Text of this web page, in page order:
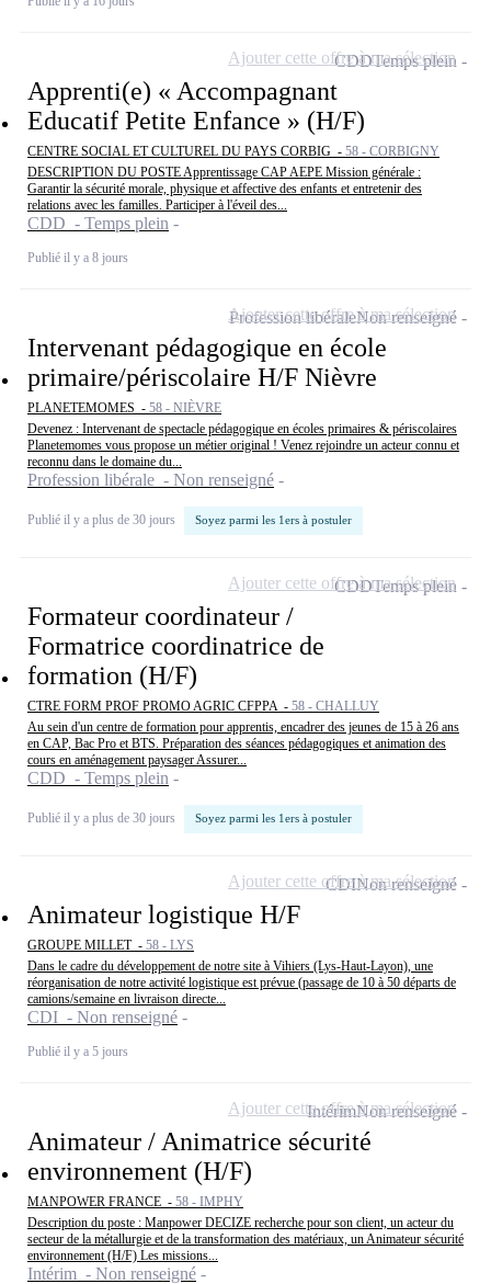
Apprenti(e) « Accompagnant
Educatif Petite Enfance » (H/F)
CENTRE SOCIAL ET CULTUREL DU PAYS CORBIG - 58 - CORBIGNY
DESCRIPTION DU POSTE Apprentissage CAP AEPE Mission générale :
Garantir la sécurité morale, physique et affective des enfants et entretenir des
relations avec les familles. Participer à l'éveil des...
CDD - Temps plein
Publié il y a 8 jours
CDDTemps plein
Ajouter cette offre à ma sélection
Intervenant pédagogique en école
primaire/périscolaire H/F Nièvre
PLANETEMOMES - 58 - NIÈVRE
Devenez : Intervenant de spectacle pédagogique en écoles primaires & périscolaires
Planetemomes vous propose un métier original ! Venez rejoindre un acteur connu et
reconnu dans le domaine du...
Profession libérale - Non renseigné
Publié il y a plus de 30 jours Soyez parmi les 1ers à postuler
Profession libéraleNon renseigné
Ajouter cette offre à ma sélection
Formateur coordinateur /
Formatrice coordinatrice de
formation (H/F)
CTRE FORM PROF PROMO AGRIC CFPPA - 58 - CHALLUY
Au sein d'un centre de formation pour apprentis, encadrer des jeunes de 15 à 26 ans
en CAP, Bac Pro et BTS. Préparation des séances pédagogiques et animation des
cours en aménagement paysager Assurer...
CDD - Temps plein
Publié il y a plus de 30 jours Soyez parmi les 1ers à postuler
CDDTemps plein
Ajouter cette offre à ma sélection
Animateur logistique H/F
GROUPE MILLET - 58 - LYS
Dans le cadre du développement de notre site à Vihiers (Lys-Haut-Layon), une
réorganisation de notre activité logistique est prévue (passage de 10 à 50 départs de
camions/semaine en livraison directe...
CDI - Non renseigné
Publié il y a 5 jours
CDINon renseigné
Ajouter cette offre à ma sélection
Animateur / Animatrice sécurité
environnement (H/F)
MANPOWER FRANCE - 58 - IMPHY
Description du poste : Manpower DECIZE recherche pour son client, un acteur du
secteur de la métallurgie et de la transformation des matériaux, un Animateur sécurité
environnement (H/F) Les missions...
Intérim - Non renseigné
IntérimNon renseigné
Ajouter cette offre à ma sélection